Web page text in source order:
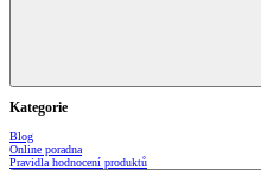
Kategorie
Blog
Online poradna
Pravidla hodnocení produktů